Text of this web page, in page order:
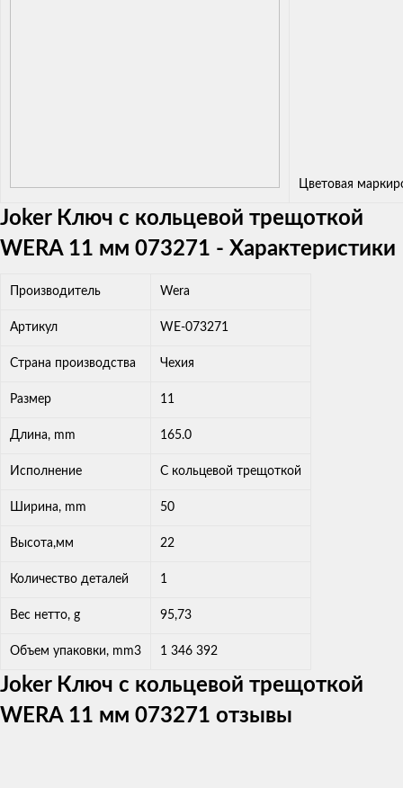
Цветовая
Joker Ключ с кольцевой трещоткой
WERA 11 мм 073271 - Характеристики
Производитель Wera
Артикул WE-073271
Страна производства Чехия
Размер 11
Длина, mm 165.0
Исполнение С кольцевой трещоткой
Ширина, mm 50
Высота,мм 22
Количество деталей 1
Вес нетто, g 95,73
Объем упаковки, mm3 1 346 392
Joker Ключ с кольцевой трещоткой
WERA 11 мм 073271 отзывы